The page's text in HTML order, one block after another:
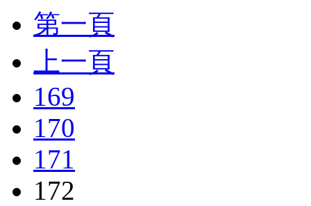
第一頁
上一頁
169
170
171
172